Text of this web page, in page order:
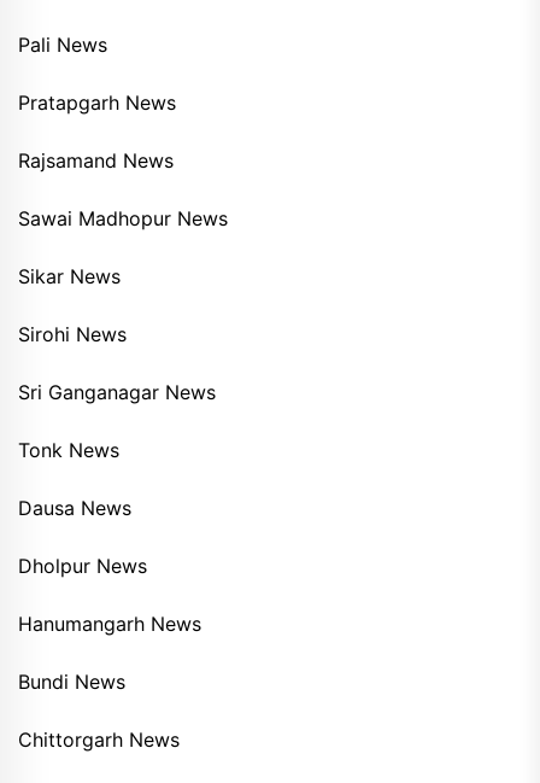
Pali News
Pratapgarh News
Rajsamand News
Sawai Madhopur News
Sikar News
Sirohi News
Sri Ganganagar News
Tonk News
Dausa News
Dholpur News
Hanumangarh News
Bundi News
Chittorgarh News